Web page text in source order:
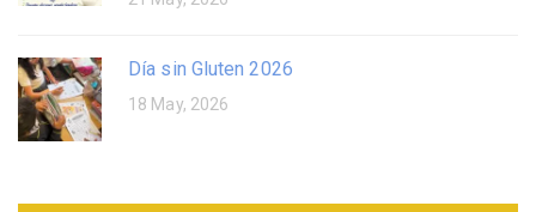
Día sin Gluten 2026
18 May, 2026